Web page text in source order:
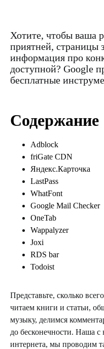
Хотите, чтобы ваша
приятней, страницы
информация про
доступной? Google
бесплатные
Содержание
Adblock
friGate CDN
Яндекс.Карточка
LastPass
WhatFont
Google Mail Checker
OneTab
Wappalyzer
Joxi
RDS bar
Todoist
Представьте, сколько
читаем книги и статьи,
музыку, делимся
до бесконечности. Наша
интернета, мы проводим